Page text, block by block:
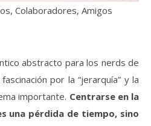
Colaboradores, Amigos
abstracto para los nerds de
por la “jerarquía” y la
importante. Centrarse en la
una pérdida de tiempo, sino